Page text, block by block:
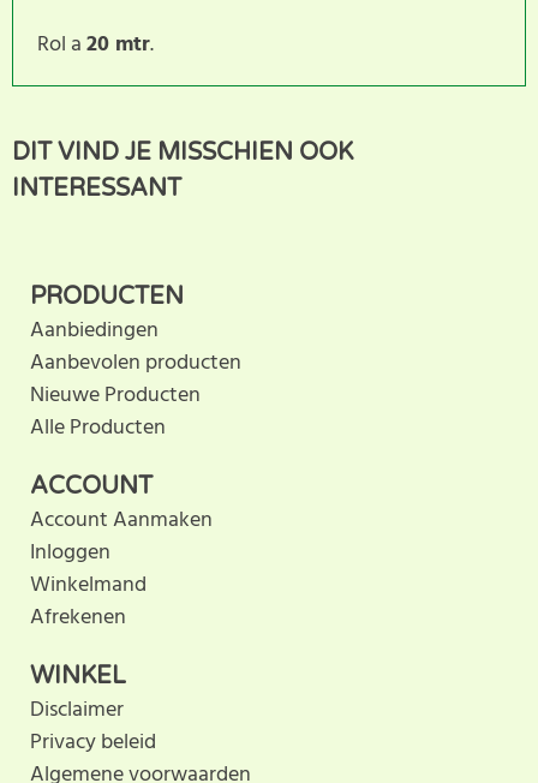
Rol a20 mtr.
SCHRIJF BEOORDELING
Dit product heeft nog geen
klantbeoordeling. U helpt
anderen met hun keuze door uw ervaring te delen.
DIT VIND JE MISSCHIEN OOK
INTERESSANT
ACCOUNT
Account Aanmaken
Inloggen
Winkelmand
Afrekenen
PRODUCTEN
Aanbiedingen
Aanbevolen producten
Nieuwe Producten
Alle Producten
WINKEL
Disclaimer
Privacy beleid
Algemene voorwaarden